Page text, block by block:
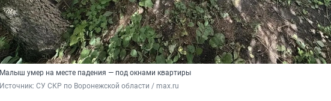
Малыш умер на месте падения — под окнами квартиры
Источник: СУ СКР по Воронежской области / max.ru